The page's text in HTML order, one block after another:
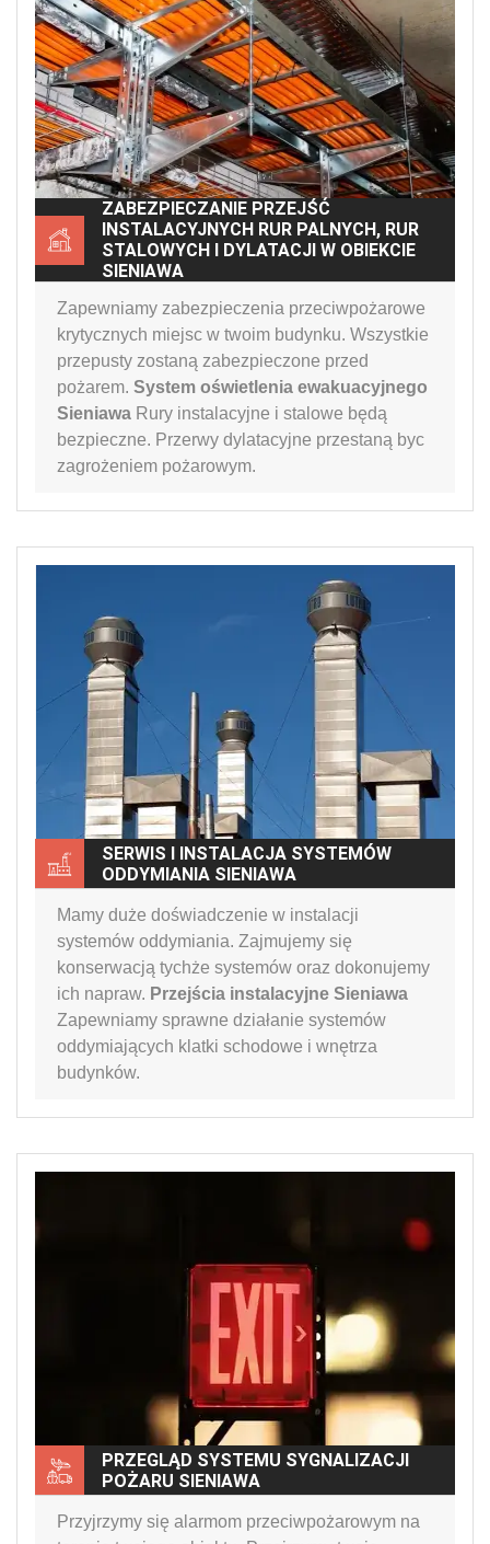
ZABEZPIECZANIE PRZEJŚĆ
INSTALACYJNYCH RUR PALNYCH, RUR
STALOWYCH I DYLATACJI W OBIEKCIE
SIENIAWA
Zapewniamy zabezpieczenia przeciwpożarowe
krytycznych miejsc w twoim budynku. Wszystkie
przepusty zostaną zabezpieczone przed
pożarem. System oświetlenia ewakuacyjnego
Sieniawa Rury instalacyjne i stalowe będą
bezpieczne. Przerwy dylatacyjne przestaną byc
zagrożeniem pożarowym.
SERWIS I INSTALACJA SYSTEMÓW
ODDYMIANIA SIENIAWA
Mamy duże doświadczenie w instalacji
systemów oddymiania. Zajmujemy się
konserwacją tychże systemów oraz dokonujemy
ich napraw. Przejścia instalacyjne Sieniawa
Zapewniamy sprawne działanie systemów
oddymiających klatki schodowe i wnętrza
budynków.
PRZEGLĄD SYSTEMU SYGNALIZACJI
POŻARU SIENIAWA
Przyjrzymy się alarmom przeciwpożarowym na